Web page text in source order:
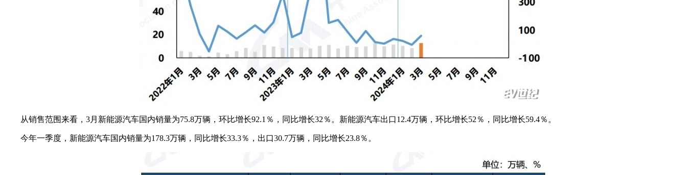
从销售范围来看，3月新能源汽车国内销量为75.8万辆，环比增长92.1％，同比增长32％。新能源汽车出口12.4万辆，环比增长52％，同比增长59.4％。
今年一季度，新能源汽车国内销量为178.3万辆，同比增长33.3％，出口30.7万辆，同比增长23.8％。